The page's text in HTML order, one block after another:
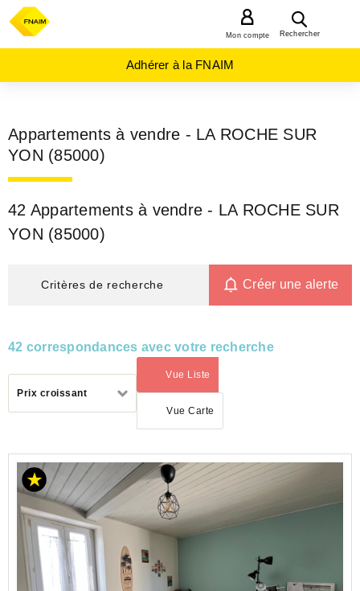
Rechercher
Mon compte
Adhérer à la FNAIM
Appartements à vendre - LA ROCHE SUR
YON (85000)
42 Appartements à vendre - LA ROCHE SUR
YON (85000)
Critères de recherche Créer une alerte
42 correspondances avec votre recherche
Prix croissant
Vue Liste
(activé)
Vue Carte
ACHAT
APPARTEMENT
PAYS-
DE-
LA-
LOIRE
VENDEE
LA
ROCHE